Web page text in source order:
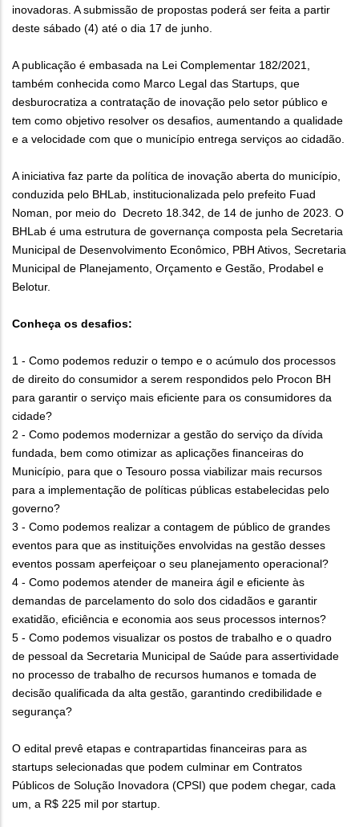
inovadoras. A submissão de propostas poderá ser feita a partir
deste sábado (4) até o dia 17 de junho.
A publicação é embasada na Lei Complementar 182/2021,
também conhecida como Marco Legal das Startups, que
desburocratiza a contratação de inovação pelo setor público e
tem como objetivo resolver os desafios, aumentando a qualidade
e a velocidade com que o município entrega serviços ao cidadão.
A iniciativa faz parte da política de inovação aberta do município,
conduzida pelo BHLab, institucionalizada pelo prefeito Fuad
Noman, por meio do Decreto 18.342, de 14 de junho de 2023. O
BHLab é uma estrutura de governança composta pela Secretaria
Municipal de Desenvolvimento Econômico, PBH Ativos, Secretaria
Municipal de Planejamento, Orçamento e Gestão, Prodabel e
Belotur.
Conheça os desafios:
1 - Como podemos reduzir o tempo e o acúmulo dos processos
de direito do consumidor a serem respondidos pelo Procon BH
para garantir o serviço mais eficiente para os consumidores da
cidade?
2 - Como podemos modernizar a gestão do serviço da dívida
fundada, bem como otimizar as aplicações financeiras do
Município, para que o Tesouro possa viabilizar mais recursos
para a implementação de políticas públicas estabelecidas pelo
governo?
3 - Como podemos realizar a contagem de público de grandes
eventos para que as instituições envolvidas na gestão desses
eventos possam aperfeiçoar o seu planejamento operacional?
4 - Como podemos atender de maneira ágil e eficiente às
demandas de parcelamento do solo dos cidadãos e garantir
exatidão, eficiência e economia aos seus processos internos?
5 - Como podemos visualizar os postos de trabalho e o quadro
de pessoal da Secretaria Municipal de Saúde para assertividade
no processo de trabalho de recursos humanos e tomada de
decisão qualificada da alta gestão, garantindo credibilidade e
segurança?
O edital prevê etapas e contrapartidas financeiras para as
startups selecionadas que podem culminar em Contratos
Públicos de Solução Inovadora (CPSI) que podem chegar, cada
um, a R$ 225 mil por startup.